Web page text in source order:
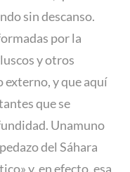
sin descanso.
por la
y otros
externo, y que aquí
que se
Unamuno
del Sáhara
y, en efecto, esa